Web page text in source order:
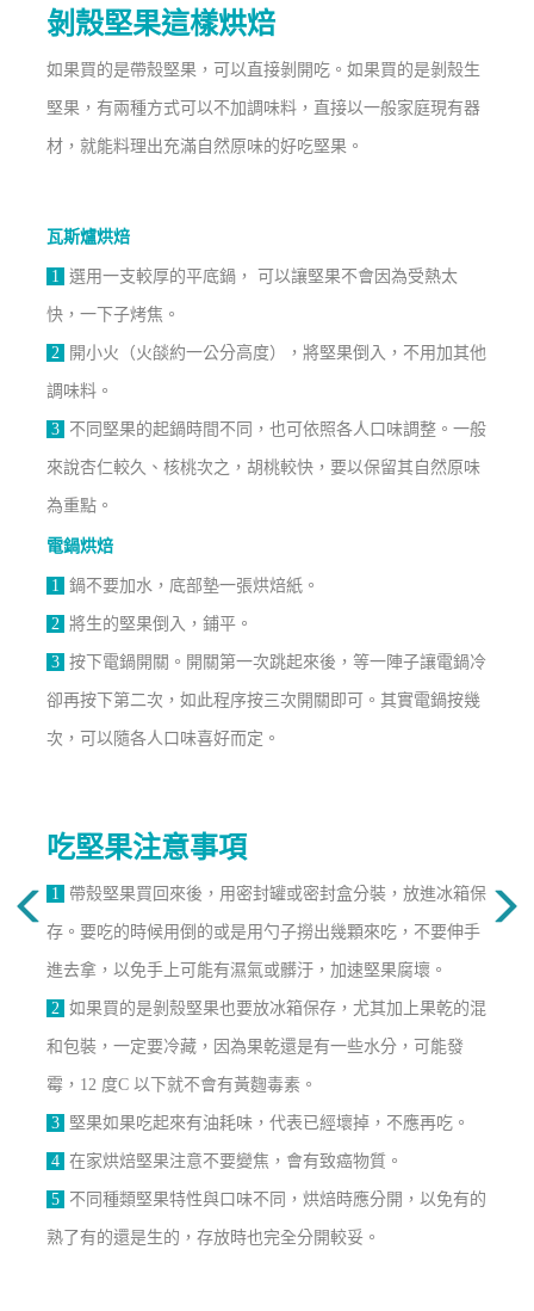
剝殼堅果這樣烘焙
如果買的是帶殼堅果，可以直接剝開吃。如果買的是剝殼生
堅果，有兩種方式可以不加調味料，直接以一般家庭現有器
材，就能料理出充滿自然原味的好吃堅果。
瓦斯爐烘焙
1 選用一支較厚的平底鍋， 可以讓堅果不會因為受熱太
快，一下子烤焦。
2 開小火（火燄約一公分高度），將堅果倒入，不用加其他
調味料。
3 不同堅果的起鍋時間不同，也可依照各人口味調整。一般
來說杏仁較久、核桃次之，胡桃較快，要以保留其自然原味
為重點。
電鍋烘焙
1 鍋不要加水，底部墊一張烘焙紙。
2 將生的堅果倒入，鋪平。
3 按下電鍋開關。開關第一次跳起來後，等一陣子讓電鍋冷
卻再按下第二次，如此程序按三次開關即可。其實電鍋按幾
次，可以隨各人口味喜好而定。
吃堅果注意事項
1 帶殼堅果買回來後，用密封罐或密封盒分裝，放進冰箱保
存。要吃的時候用倒的或是用勺子撈出幾顆來吃，不要伸手
進去拿，以免手上可能有濕氣或髒汙，加速堅果腐壞。
2 如果買的是剝殼堅果也要放冰箱保存，尤其加上果乾的混
和包裝，一定要冷藏，因為果乾還是有一些水分，可能發
霉，12 度C 以下就不會有黃麴毒素。
3 堅果如果吃起來有油耗味，代表已經壞掉，不應再吃。
4 在家烘焙堅果注意不要變焦，會有致癌物質。
5 不同種類堅果特性與口味不同，烘焙時應分開，以免有的
熟了有的還是生的，存放時也完全分開較妥。